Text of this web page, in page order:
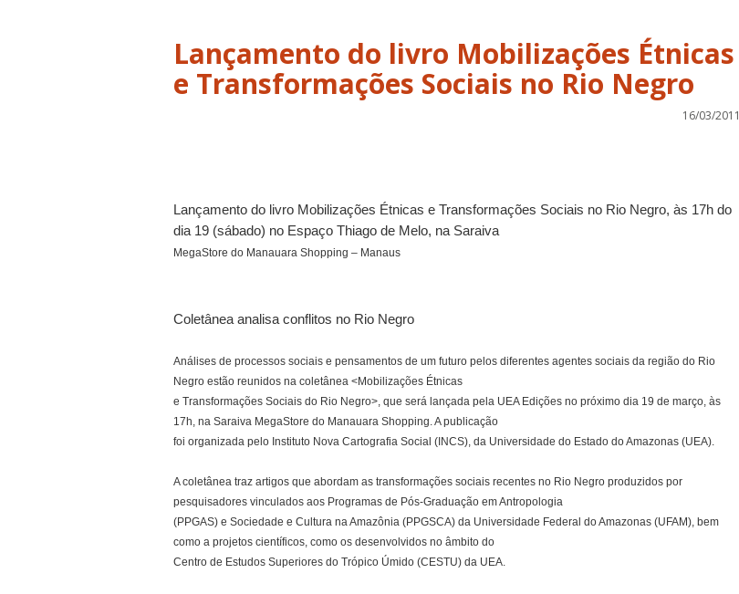
Lançamento do livro Mobilizações Étnicas
e Transformações Sociais no Rio Negro
16/03/2011
Lançamento do livro Mobilizações Étnicas e Transformações Sociais no Rio Negro, às 17h do
dia 19 (sábado) no Espaço Thiago de Melo, na Saraiva
MegaStore do Manauara Shopping – Manaus
Coletânea analisa conflitos no Rio Negro
Análises de processos sociais e pensamentos de um futuro pelos diferentes agentes sociais da região do Rio
Negro estão reunidos na coletânea <Mobilizações Étnicas
e Transformações Sociais do Rio Negro>, que será lançada pela UEA Edições no próximo dia 19 de março, às
17h, na Saraiva MegaStore do Manauara Shopping. A publicação
foi organizada pelo Instituto Nova Cartografia Social (INCS), da Universidade do Estado do Amazonas (UEA).
A coletânea traz artigos que abordam as transformações sociais recentes no Rio Negro produzidos por
pesquisadores vinculados aos Programas de Pós-Graduação em Antropologia
(PPGAS) e Sociedade e Cultura na Amazônia (PPGSCA) da Universidade Federal do Amazonas (UFAM), bem
como a projetos científicos, como os desenvolvidos no âmbito do
Centro de Estudos Superiores do Trópico Úmido (CESTU) da UEA.